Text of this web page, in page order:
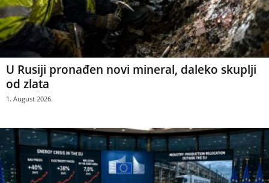
U Rusiji pronađen novi mineral, daleko skuplji
od zlata
1. August 2026.